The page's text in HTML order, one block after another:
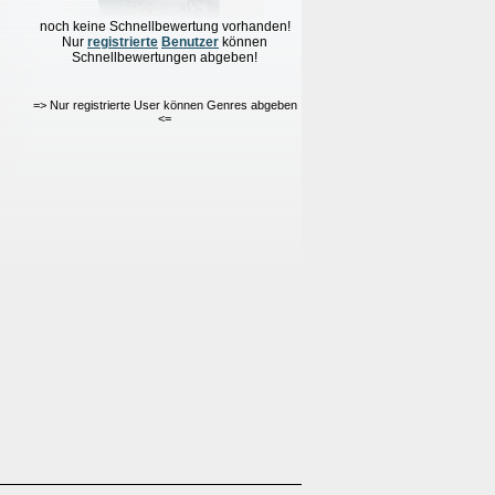
noch keine Schnellbewertung vorhanden!
Nur registrierte Benutzer können
Schnellbewertungen abgeben!
=> Nur registrierte User können Genres abgeben
<=